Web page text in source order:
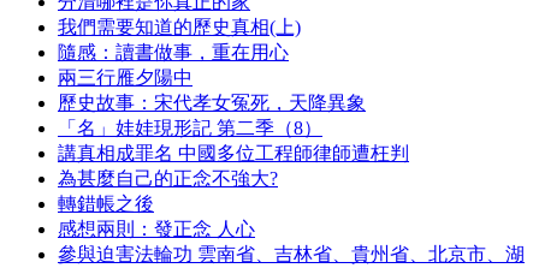
我們需要知道的歷史真相(上)
隨感：讀書做事，重在用心
兩三行雁夕陽中
歷史故事：宋代孝女冤死，天降異象
「名」娃娃現形記 第二季（8）
講真相成罪名 中國多位工程師律師遭枉判
為甚麼自己的正念不強大?
轉錯帳之後
感想兩則：發正念 人心
參與迫害法輪功 雲南省、吉林省、貴州省、北京市、湖